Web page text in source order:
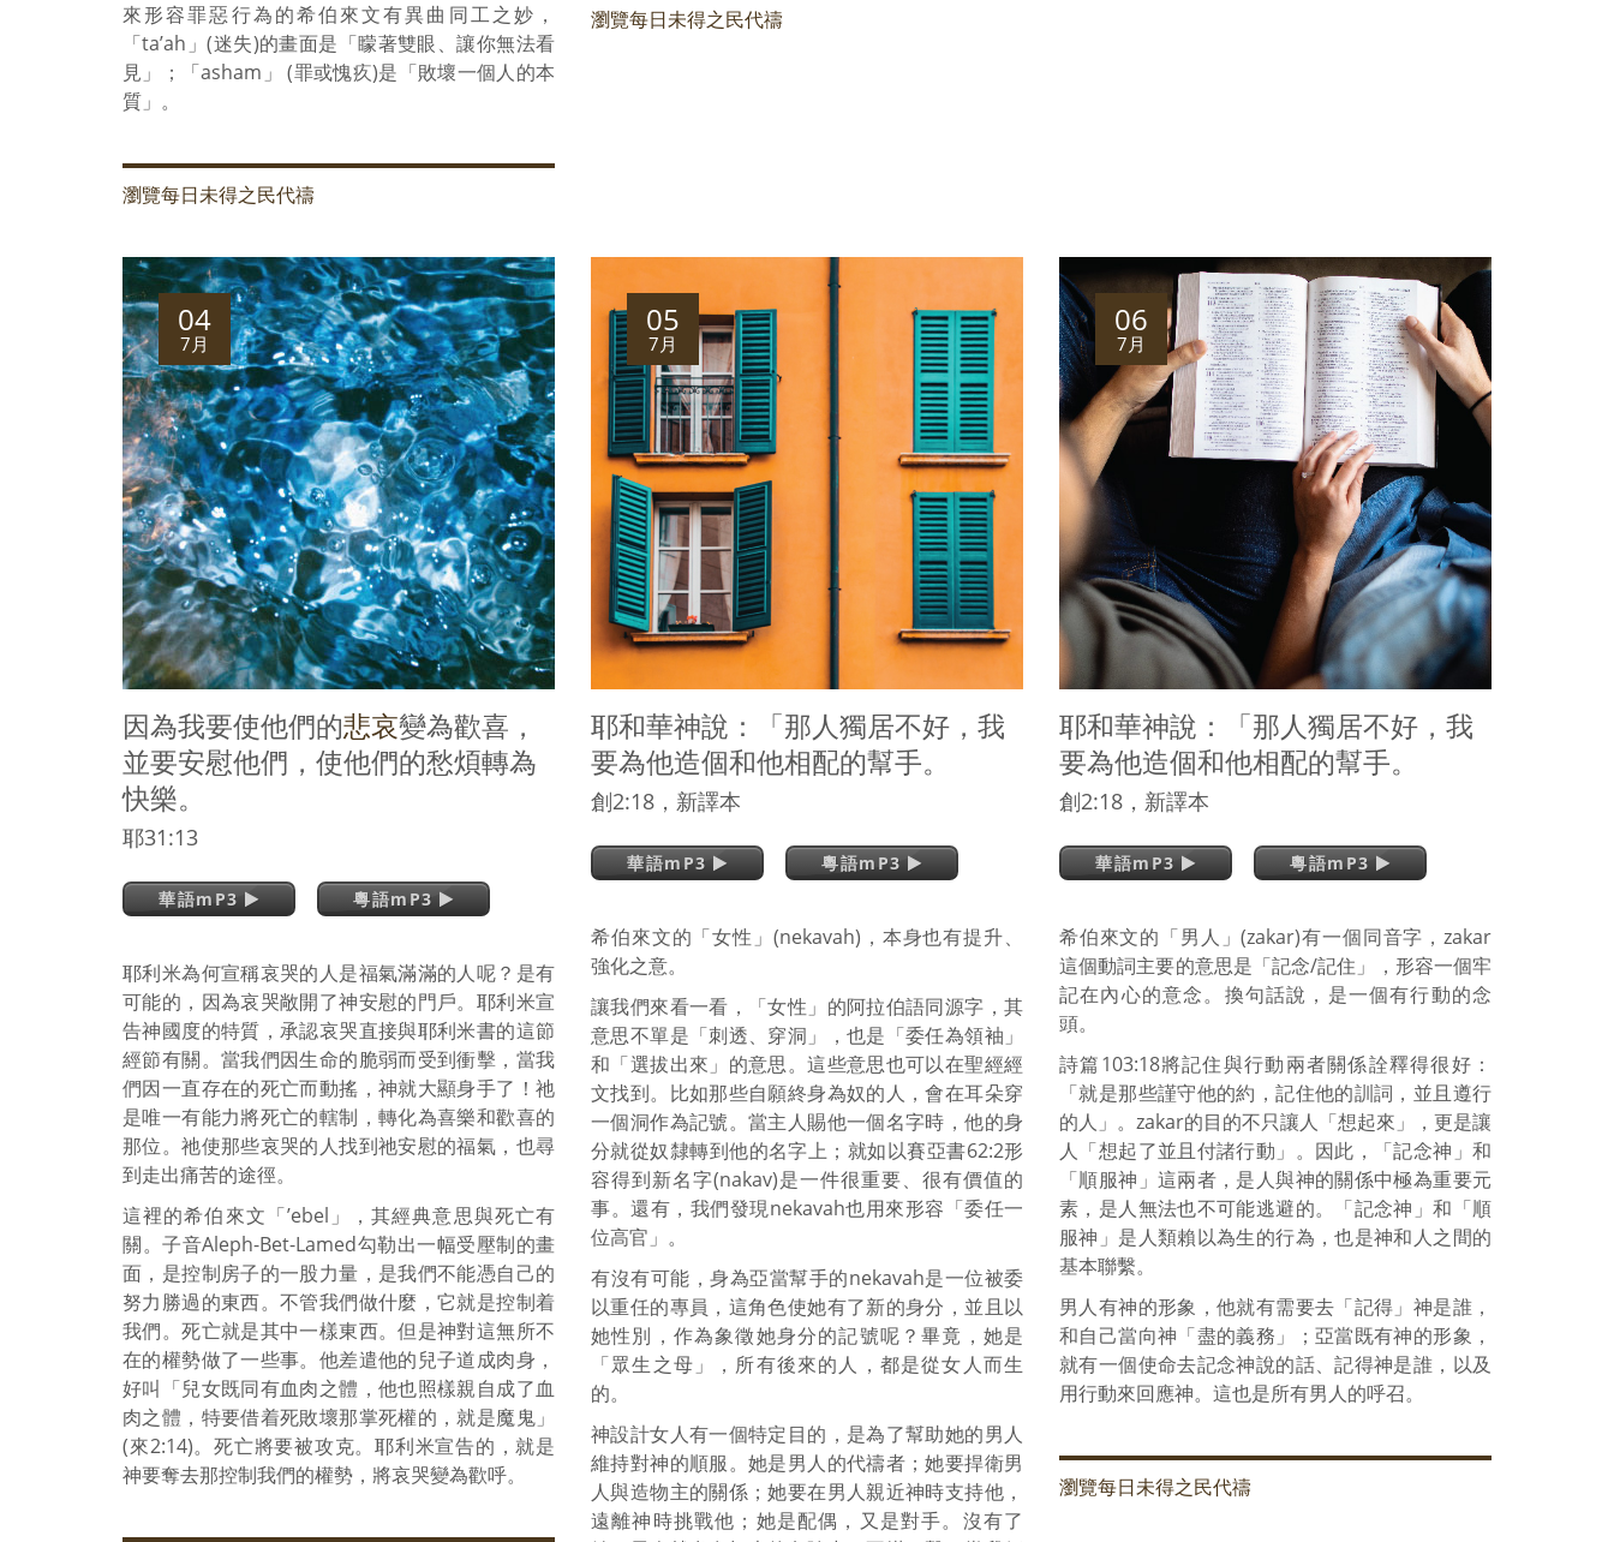
來形容罪惡行為的希伯來文有異曲同工之妙，
「ta’ah」(迷失)的畫面是「矇著雙眼、讓你無法看
見」；「asham」 (罪或愧疚)是「敗壞一個人的本
質」。
瀏覽每日未得之民代禱
瀏覽每日未得之民代禱
04
7月
因為我要使他們的悲哀變為歡喜，
並要安慰他們，使他們的愁煩轉為
快樂。
耶31:13
華語mP3 粵語mP3
耶利米為何宣稱哀哭的人是福氣滿滿的人呢？是有
可能的，因為哀哭敞開了神安慰的門戶。耶利米宣
告神國度的特質，承認哀哭直接與耶利米書的這節
經節有關。當我們因生命的脆弱而受到衝擊，當我
們因一直存在的死亡而動搖，神就大顯身手了！祂
是唯一有能力將死亡的轄制，轉化為喜樂和歡喜的
那位。祂使那些哀哭的人找到祂安慰的福氣，也尋
到走出痛苦的途徑。
這裡的希伯來文「’ebel」，其經典意思與死亡有
關。子音Aleph-Bet-Lamed勾勒出一幅受壓制的畫
面，是控制房子的一股力量，是我們不能憑自己的
努力勝過的東西。不管我們做什麼，它就是控制着
我們。死亡就是其中一樣東西。但是神對這無所不
在的權勢做了一些事。他差遣他的兒子道成肉身，
好叫「兒女既同有血肉之體，他也照樣親自成了血
肉之體，特要借着死敗壞那掌死權的，就是魔鬼」
(來2:14)。死亡將要被攻克。耶利米宣告的，就是
神要奪去那控制我們的權勢，將哀哭變為歡呼。
05
7月
耶和華神說：「那人獨居不好，我
要為他造個和他相配的幫手。
創2:18，新譯本
華語mP3 粵語mP3
希伯來文的「女性」(nekavah)，本身也有提升、
強化之意。
讓我們來看一看，「女性」的阿拉伯語同源字，其
意思不單是「刺透、穿洞」，也是「委任為領袖」
和「選拔出來」的意思。這些意思也可以在聖經經
文找到。比如那些自願終身為奴的人，會在耳朵穿
一個洞作為記號。當主人賜他一個名字時，他的身
分就從奴隸轉到他的名字上；就如以賽亞書62:2形
容得到新名字(nakav)是一件很重要、很有價值的
事。還有，我們發現nekavah也用來形容「委任一
位高官」。
有沒有可能，身為亞當幫手的nekavah是一位被委
以重任的專員，這角色使她有了新的身分，並且以
她性別，作為象徵她身分的記號呢？畢竟，她是
「眾生之母」，所有後來的人，都是從女人而生
的。
神設計女人有一個特定目的，是為了幫助她的男人
維持對神的順服。她是男人的代禱者；她要捍衛男
人與造物主的關係；她要在男人親近神時支持他，
遠離神時挑戰他；她是配偶，又是對手。沒有了
06
7月
耶和華神說：「那人獨居不好，我
要為他造個和他相配的幫手。
創2:18，新譯本
華語mP3 粵語mP3
希伯來文的「男人」(zakar)有一個同音字，zakar
這個動詞主要的意思是「記念/記住」，形容一個牢
記在內心的意念。換句話說，是一個有行動的念
頭。
詩篇103:18將記住與行動兩者關係詮釋得很好：
「就是那些謹守他的約，記住他的訓詞，並且遵行
的人」。zakar的目的不只讓人「想起來」，更是讓
人「想起了並且付諸行動」。因此，「記念神」和
「順服神」這兩者，是人與神的關係中極為重要元
素，是人無法也不可能逃避的。「記念神」和「順
服神」是人類賴以為生的行為，也是神和人之間的
基本聯繫。
男人有神的形象，他就有需要去「記得」神是誰，
和自己當向神「盡的義務」；亞當既有神的形象，
就有一個使命去記念神說的話、記得神是誰，以及
用行動來回應神。這也是所有男人的呼召。
瀏覽每日未得之民代禱